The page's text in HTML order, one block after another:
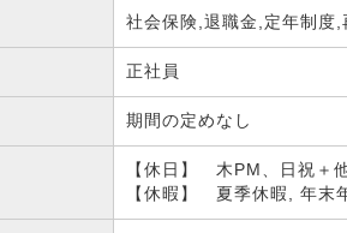
社会保険,退職金,定年制度
正社員
期間の定めなし
【休日】 木PM、日祝
【休暇】 夏季休暇, 年末